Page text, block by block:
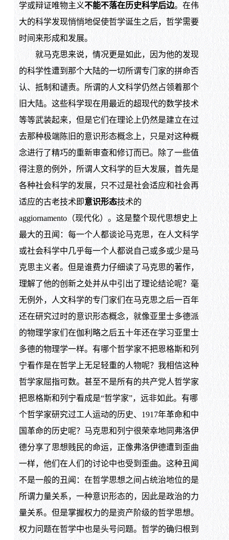
学或辩证唯物主义不能不落在历史科学后边。在伟
大的科学发现悄悄地促使哲学诞生之后，哲学需要
时间来形成和发展。
就马克思来说，情况更是如此，因为他的发现
的科学性遭到那个大陆的一切所谓专门家的拼命否
认、抵制和谴责。所谓的人文科学仍然占领着那个
旧大陆。这些科学现在用最近的超现代的数学技术
等等武装起来，但是它们在理论上仍然是建立在过
去那种极端陈旧的意识形态概念上，只是对这种概
念进行了精巧的重新审查和修订而已。除了一些值
得注意的例外，所谓人文科学的巨大发展，首先是
各种社会科学的发展，只不过是社会适应和社会再
适应的古老技术即意识形态技术的
aggiornamento（现代化）。这是整个现代思想史上
最大的丑闻：每一个人都谈论马克思，在人文科学
或社会科学中几乎每一个人都说自己或多或少是马
克思主义者。但是谁费力仔细读了马克思的著作，
理解了他的创新之处并从中引出了理论结论呢？毫
无例外，人文科学的专门家们在马克思之后一百年
还在研究过时的意识形态概念，就像亚里士多德派
的物理学家们在伽利略之后五十年还在学习亚里士
多德的物理学一样。有哪个哲学家不把恩格斯和列
宁看作是在哲学上无足轻重的人物呢？我相信这种
哲学家屈指可数。甚至不是所有的共产党人哲学家
把恩格斯和列宁看成是“哲学家”，远非如此。有哪
个哲学家研究过工人运动的历史、1917年革命和中
国革命的历史呢？马克思和列宁很荣幸地同弗洛伊
德分享了思想贱民的命运，正像弗洛伊德遭到歪曲
一样，他们在人们的讨论中也受到歪曲。这种丑闻
不是一般的丑闻：在哲学思想之间占统治地位的是
所谓力量关系，一种意识形态的，因此是政治的力
量关系。但是掌握权力的是资产阶级的哲学思想。
权力问题在哲学中也是头号问题。哲学的确归根到